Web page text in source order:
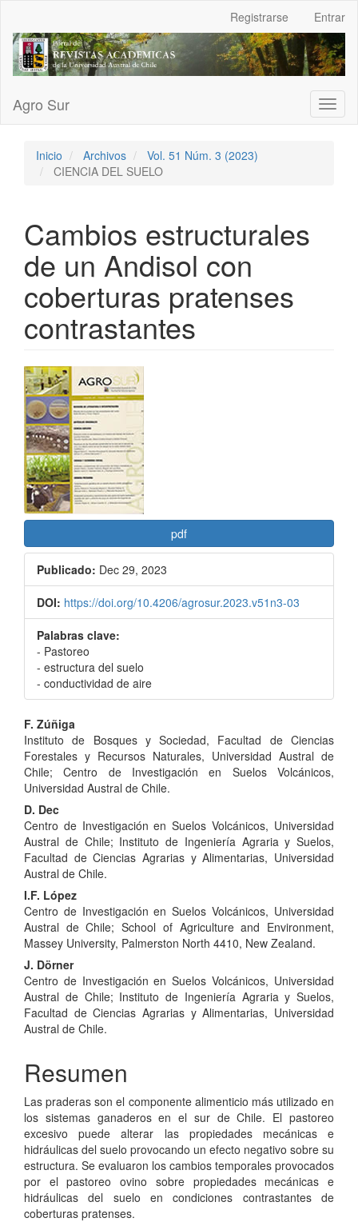
Contenido
principal
Barra
Registrarse Entrar
Agro Sur
Inicio Archivos
Vol. 51 Núm. 3 (2023)
CIENCIA DEL SUELO
Cambios estructurales
de un Andisol con
coberturas pratenses
contrastantes
Barra
lateral
del
artículo
pdf
Publicado: Dec 29, 2023
DOI: https://doi.org/10.4206/agrosur.2023.v51n3-03
Palabras clave:
- Pastoreo
- estructura del suelo
- conductividad de aire
Contenido
principal
del
artículo
F. Zúñiga
Instituto de Bosques y Sociedad, Facultad de Ciencias
Forestales y Recursos Naturales, Universidad Austral de
Chile; Centro de Investigación en Suelos Volcánicos,
Universidad Austral de Chile.
D. Dec
Centro de Investigación en Suelos Volcánicos, Universidad
Austral de Chile; Instituto de Ingeniería Agraria y Suelos,
Facultad de Ciencias Agrarias y Alimentarias, Universidad
Austral de Chile.
I.F. López
Centro de Investigación en Suelos Volcánicos, Universidad
Austral de Chile; School of Agriculture and Environment,
Massey University, Palmerston North 4410, New Zealand.
J. Dörner
Centro de Investigación en Suelos Volcánicos, Universidad
Austral de Chile; Instituto de Ingeniería Agraria y Suelos,
Facultad de Ciencias Agrarias y Alimentarias, Universidad
Austral de Chile.
Resumen
Las praderas son el componente alimenticio más utilizado en
los sistemas ganaderos en el sur de Chile. El pastoreo
excesivo puede alterar las propiedades mecánicas e
hidráulicas del suelo provocando un efecto negativo sobre su
estructura. Se evaluaron los cambios temporales provocados
por el pastoreo ovino sobre propiedades mecánicas e
hidráulicas del suelo en condiciones contrastantes de
coberturas pratenses.